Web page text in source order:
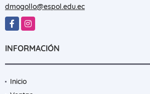
dmogollo@espol.edu.ec
FacebookInstagram
INFORMACIÓN
Inicio